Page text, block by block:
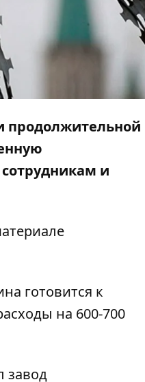
продолжительной
и
готовится к
на 600-700
завод